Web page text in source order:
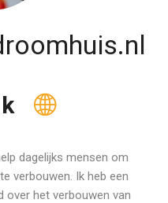
dagelijks mensen om
verbouwen. Ik heb een
over het verbouwen van